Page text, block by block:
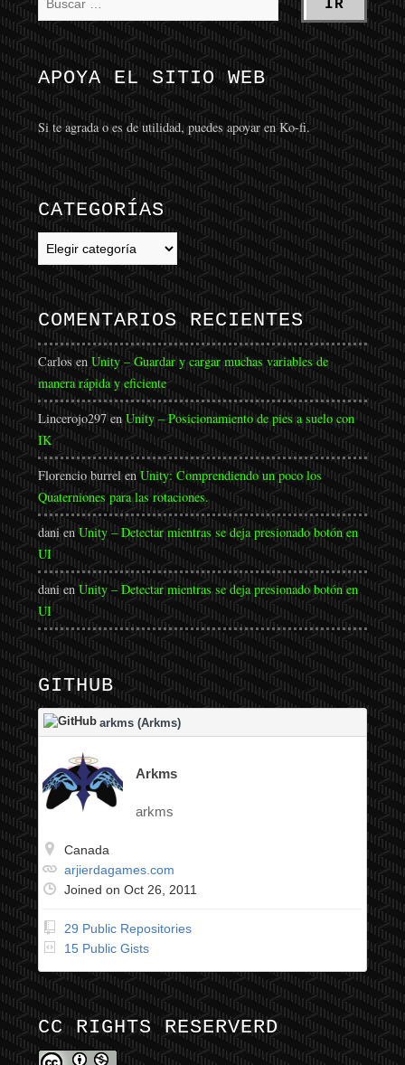
APOYA EL SITIO WEB
Si te agrada o es de utilidad, puedes apoyar en Ko-fi.
CATEGORÍAS
Categorías
COMENTARIOS RECIENTES
CarlosenUnity – Guardar y cargar muchas variables de
manera rápida y eficiente
Lincerojo297enUnity – Posicionamiento de pies a suelo con
IK
Florencio burrelen Unity: Comprendiendo un poco los
Quaterniones para las rotaciones.
danienUnity – Detectar mientras se deja presionado botón en
UI
dani enUnity – Detectar mientras se deja presionado botón en
UI
GITHUB
arkms (Arkms)
Arkms
arkms
Canada
arjierdagames.com
Joined on Oct 26, 2011
29 Public Repositories
15 Public Gists
CC RIGHTS RESERVERD